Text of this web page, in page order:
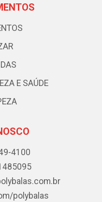
E SAÚDE
4100
polybalas